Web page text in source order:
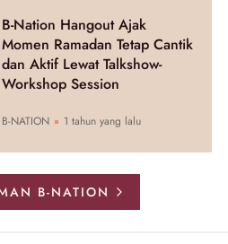
B-Nation Hangout Ajak
Momen Ramadan Tetap Cantik
dan Aktif Lewat Talkshow-
Workshop Session
B-NATION 1 tahun yang lalu
B-NATION